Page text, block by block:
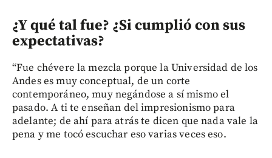
¿Y qué tal fue? ¿Si cumplió con sus
expectativas?
“Fue chévere la mezcla porque la Universidad de los
Andes es muy conceptual, de un corte
contemporáneo, muy negándose a sí mismo el
pasado. A ti te enseñan del impresionismo para
adelante; de ahí para atrás te dicen que nada vale la
pena y me tocó escuchar eso varias veces eso.